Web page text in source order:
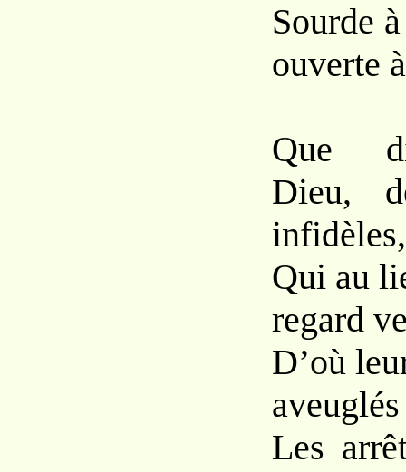
Sourde
ouverte
Que
Dieu,
infidèles,
Qui au
regard
D’où
Les